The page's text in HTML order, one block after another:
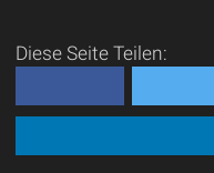
Diese Seite Teilen: